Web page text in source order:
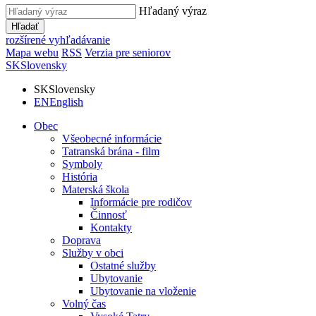
Hľadaný výraz
Hľadať
rozšírené vyhľadávanie
Mapa webu RSS Verzia pre seniorov
SKSlovensky
SKSlovensky
ENEnglish
Obec
Všeobecné informácie
Tatranská brána - film
Symboly
História
Materská škola
Informácie pre rodičov
Činnosť
Kontakty
Doprava
Služby v obci
Ostatné služby
Ubytovanie
Ubytovanie na vloženie
Volný čas